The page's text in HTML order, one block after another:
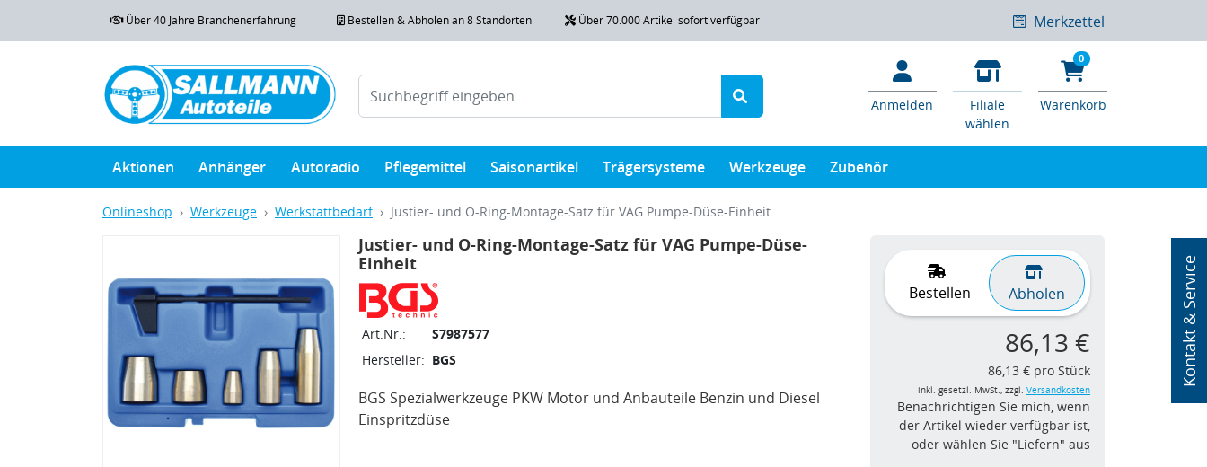
Kontakt & Service
Über 40 Jahre Branchenerfahrung Bestellen & Abholen an 8 Standorten Über 70.000 Artikel sofort verfügbar Merkzettel
Anmelden
Filiale
wählen
0
Warenkorb
Aktionen Anhänger Autoradio Pflegemittel Saisonartikel Trägersysteme Werkzeuge Zubehör
Onlineshop Werkzeuge Werkstattbedarf Justier- und O-Ring-Montage-Satz für VAG Pumpe-Düse-Einheit
Justier- und O-Ring-Montage-Satz für VAG Pumpe-Düse-
Einheit
Art.Nr.:
S7987577
Hersteller: BGS
BGS Spezialwerkzeuge PKW Motor und Anbauteile Benzin und Diesel
Einspritzdüse
Bestellen Abholen
86,13 €
86,13 € pro Stück
inkl. gesetzl. MwSt., zzgl. Versandkosten
Benachrichtigen Sie mich, wenn
der Artikel wieder verfügbar ist,
oder wählen Sie "Liefern" aus